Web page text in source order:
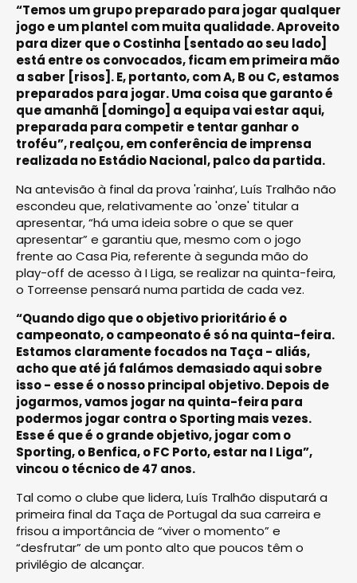
“Temos um grupo preparado para jogar qualquer
jogo e um plantel com muita qualidade. Aproveito
para dizer que o Costinha [sentado ao seu lado]
está entre os convocados, ficam em primeira mão
a saber [risos]. E, portanto, com A, B ou C, estamos
preparados para jogar. Uma coisa que garanto é
que amanhã [domingo] a equipa vai estar aqui,
preparada para competir e tentar ganhar o
troféu”, realçou, em conferência de imprensa
realizada no Estádio Nacional, palco da partida.
Na antevisão à final da prova 'rainha’, Luís Tralhão não
escondeu que, relativamente ao 'onze' titular a
apresentar, “há uma ideia sobre o que se quer
apresentar” e garantiu que, mesmo com o jogo
frente ao Casa Pia, referente à segunda mão do
play-off de acesso à I Liga, se realizar na quinta-feira,
o Torreense pensará numa partida de cada vez.
“Quando digo que o objetivo prioritário é o
campeonato, o campeonato é só na quinta-feira.
Estamos claramente focados na Taça - aliás,
acho que até já falámos demasiado aqui sobre
isso - esse é o nosso principal objetivo. Depois de
jogarmos, vamos jogar na quinta-feira para
podermos jogar contra o Sporting mais vezes.
Esse é que é o grande objetivo, jogar com o
Sporting, o Benfica, o FC Porto, estar na I Liga”,
vincou o técnico de 47 anos.
Tal como o clube que lidera, Luís Tralhão disputará a
primeira final da Taça de Portugal da sua carreira e
frisou a importância de “viver o momento” e
“desfrutar” de um ponto alto que poucos têm o
privilégio de alcançar.